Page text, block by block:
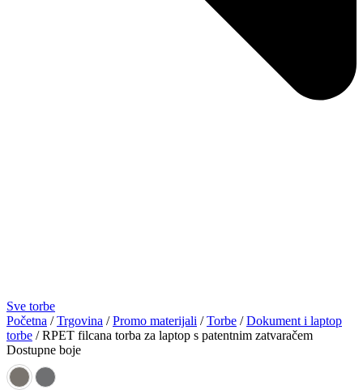
Sve torbe
Početna /Trgovina /Promo materijali /Torbe /Dokument i laptop
torbe / RPET filcana torba za laptop s patentnim zatvaračem
Dostupne boje